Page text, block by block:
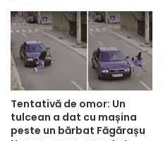
Tentativă de omor: Un
tulcean a dat cu mașina
peste un bărbat Făgărașu